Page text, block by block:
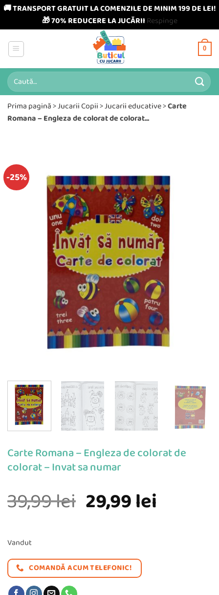
🚚 TRANSPORT GRATUIT LA COMENZILE DE MINIM 199 DE LEI!
🎁 70% REDUCERE LA JUCĂRII Respinge
content
0
Caută
după:
Prima pagină>Jucarii Copii>Jucarii educative>Carte
Romana – Engleza de colorat de colorat...
-25%
Carte Romana – Engleza de colorat de
colorat – Invat sa numar
39,99lei Prețul
inițial
fost:
39,99 lei.
29,99lei
Vandut
COMANDĂ ACUM TELEFONIC!